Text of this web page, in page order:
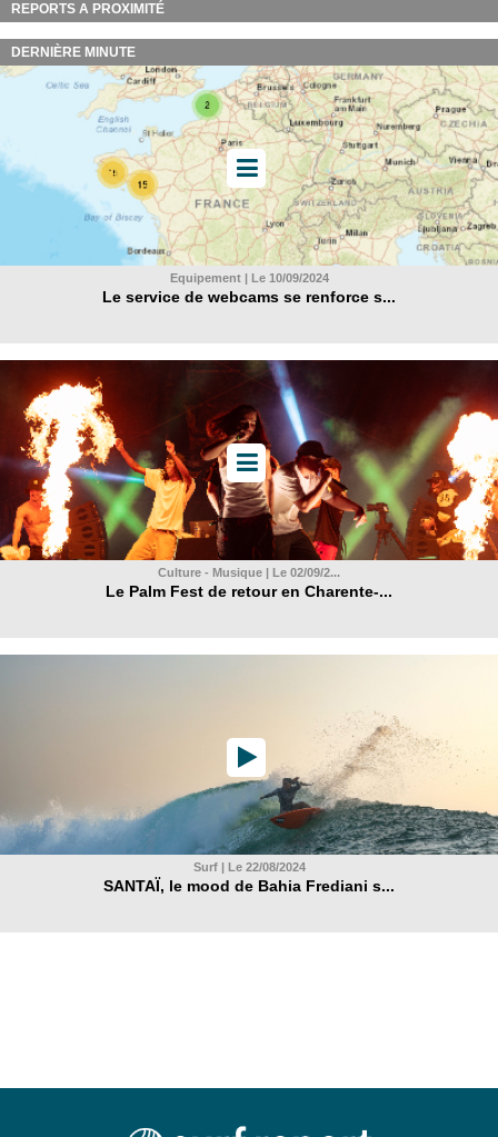
REPORTS A PROXIMITÉ
DERNIÈRE MINUTE
Equipement | Le 10/09/2024
Le service de webcams se renforce s...
Culture - Musique | Le 02/09/2...
Le Palm Fest de retour en Charente-...
Surf | Le 22/08/2024
SANTAÏ, le mood de Bahia Frediani s...